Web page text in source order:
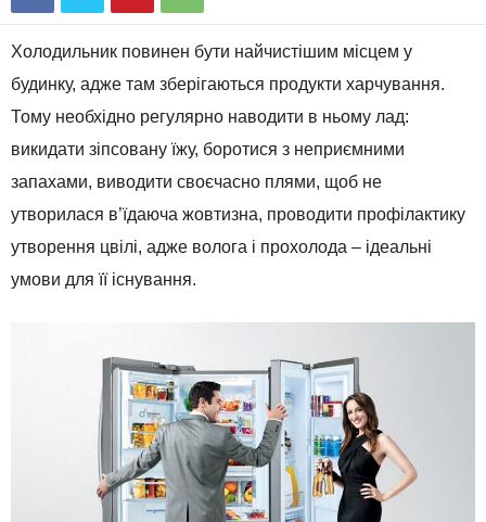
Холодильник повинен бути найчистішим місцем у
будинку, адже там зберігаються продукти харчування.
Тому необхідно регулярно наводити в ньому лад:
викидати зіпсовану їжу, боротися з неприємними
запахами, виводити своєчасно плями, щоб не
утворилася в’їдаюча жовтизна, проводити профілактику
утворення цвілі, адже волога і прохолода – ідеальні
умови для її існування.